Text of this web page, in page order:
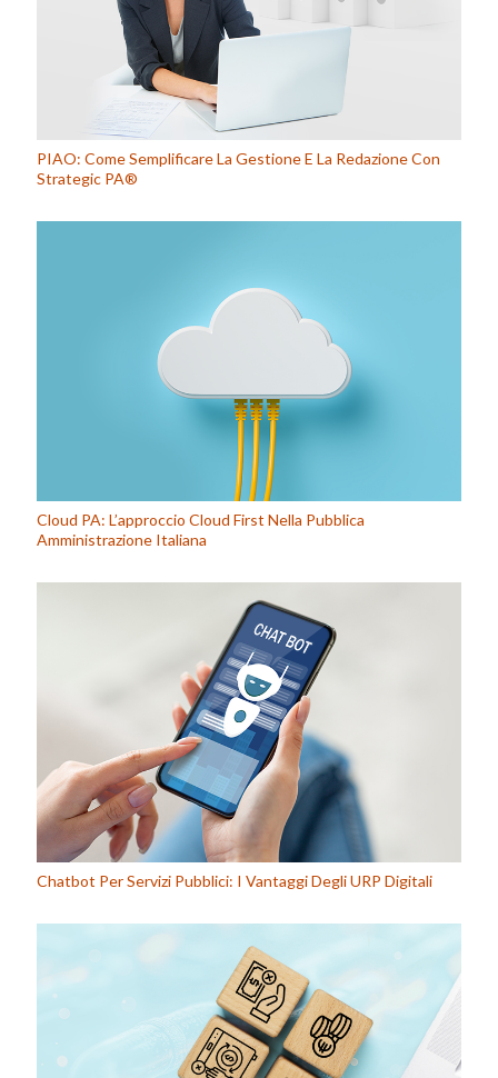
PIAO: Come Semplificare La Gestione E La Redazione Con
Strategic PA®
Cloud PA: L’approccio Cloud First Nella Pubblica
Amministrazione Italiana
Chatbot Per Servizi Pubblici: I Vantaggi Degli URP Digitali